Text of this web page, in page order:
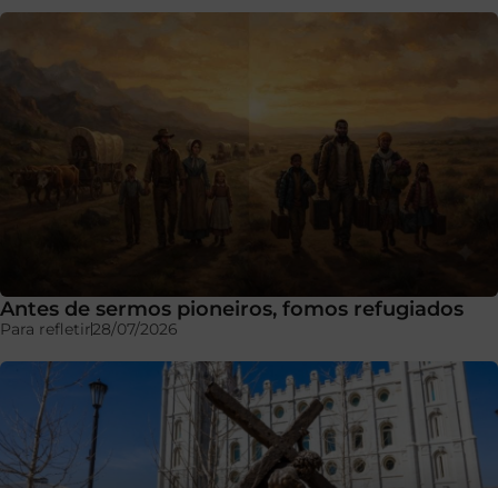
Antes de sermos pioneiros, fomos refugiados
Para refletir28/07/2026